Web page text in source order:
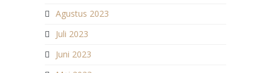
Agustus 2023
Juli 2023
Juni 2023